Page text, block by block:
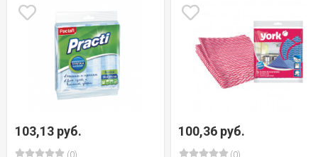
103,13 руб.
(0)
100,36 руб.
(0)